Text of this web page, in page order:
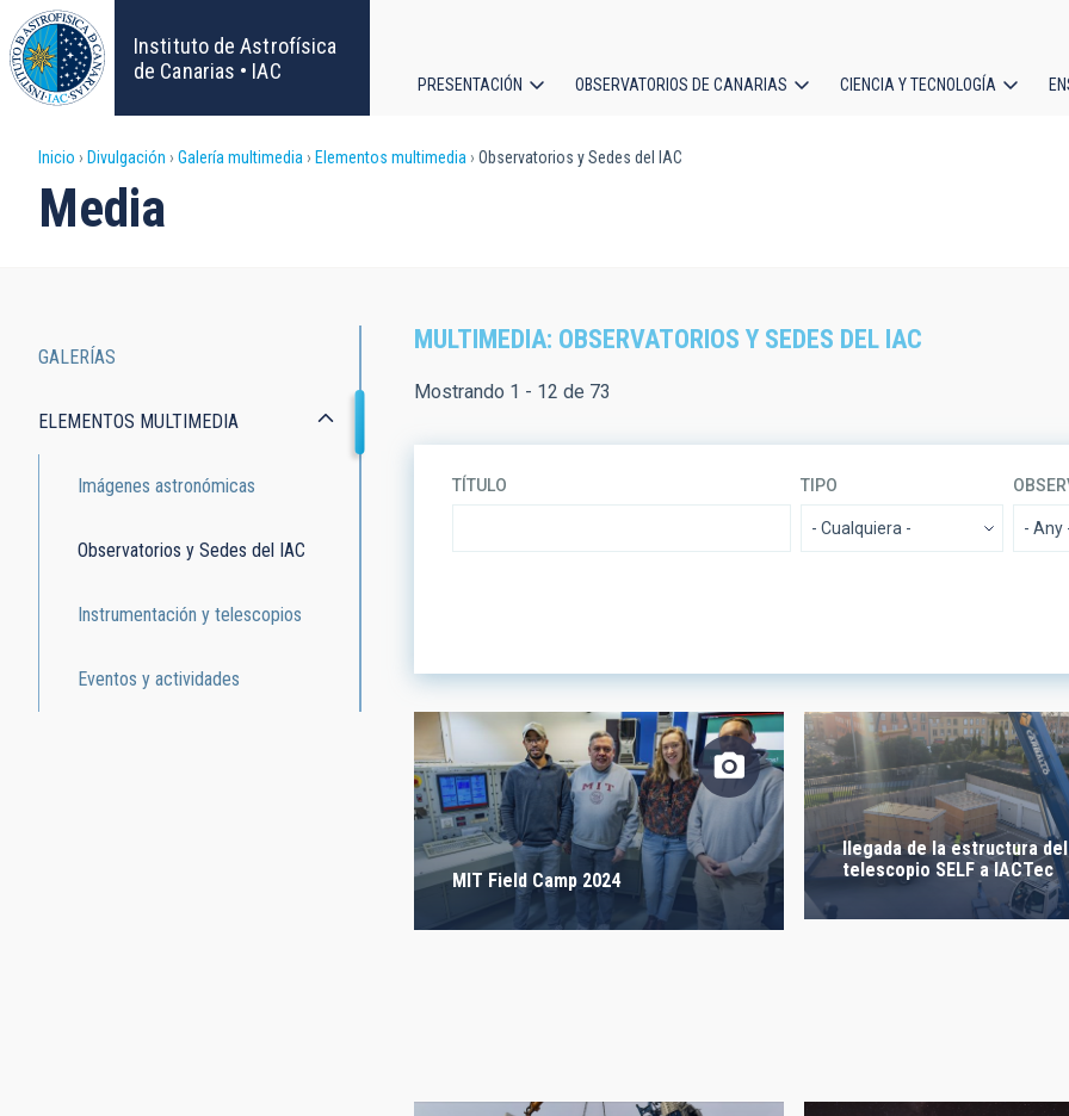
Pasar
al
contenido
principal
Instituto de Astrofísica
de Canarias • IAC
PRESENTACIÓN OBSERVATORIOS DE CANARIAS CIENCIA Y TECNOLOGÍA
Sobrescribir
enlaces
la
navegación
Inicio Divulgación Galería multimedia Elementos multimedia Observatorios y Sedes del IAC
Media
MULTIMEDIA: OBSERVATORIOS Y SEDES DEL IAC
Mostrando 1 - 12 de 73
TÍTULO TIPO
ETIQUETAS LIBRES
- Any -
FECHA DE CREACIÓN ORDENAR POR
MIT Field Camp 2024
llegada de la estructura del
telescopio SELF a IACTec
navigation
GALERÍAS
ELEMENTOS MULTIMEDIA
Imágenes astronómicas
Observatorios y Sedes del IAC
Instrumentación y telescopios
Eventos y actividades